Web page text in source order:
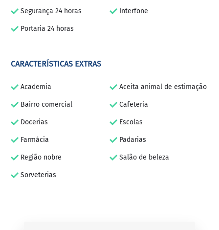
Segurança 24 horas Interfone
Portaria 24 horas
CARACTERÍSTICAS EXTRAS
Academia Aceita animal de estimação
Bairro comercial Cafeteria
Docerias Escolas
Farmácia Padarias
Região nobre Salão de beleza
Sorveterias